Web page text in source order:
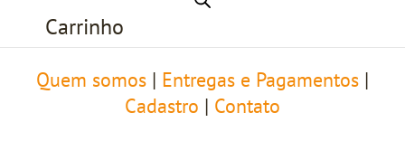
Carrinho
Quem somos Entregas e Pagamentos
Cadastro
Contato